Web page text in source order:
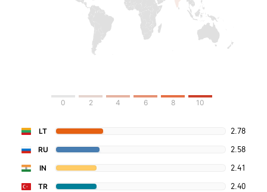
0 2 4 6 8 10
LT 2.78
RU 2.58
IN 2.41
TR 2.40